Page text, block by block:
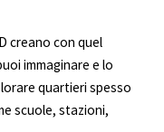
creano con quel
immaginare e lo
quartieri spesso
scuole, stazioni,